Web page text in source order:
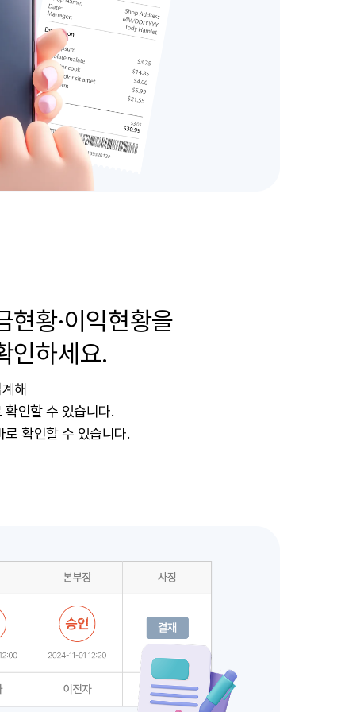
현황·이익현황을
인하세요.
해
인할 수 있습니다.
확인할 수 있습니다.